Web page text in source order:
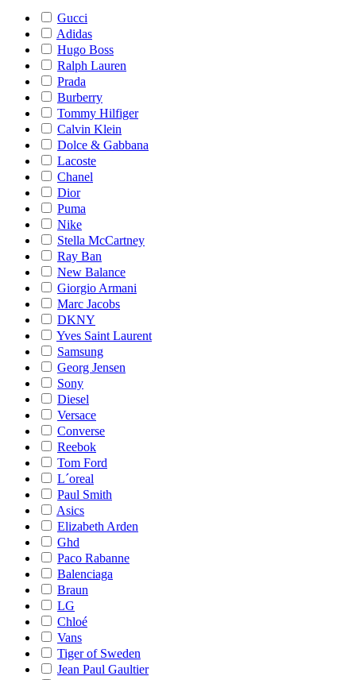
Gucci
Adidas
Hugo Boss
Ralph Lauren
Prada
Burberry
Tommy Hilfiger
Calvin Klein
Dolce & Gabbana
Lacoste
Chanel
Dior
Puma
Nike
Stella McCartney
Ray Ban
New Balance
Giorgio Armani
Marc Jacobs
DKNY
Yves Saint Laurent
Samsung
Georg Jensen
Sony
Diesel
Versace
Converse
Reebok
Tom Ford
L´oreal
Paul Smith
Asics
Elizabeth Arden
Ghd
Paco Rabanne
Balenciaga
Braun
LG
Chloé
Vans
Tiger of Sweden
Jean Paul Gaultier